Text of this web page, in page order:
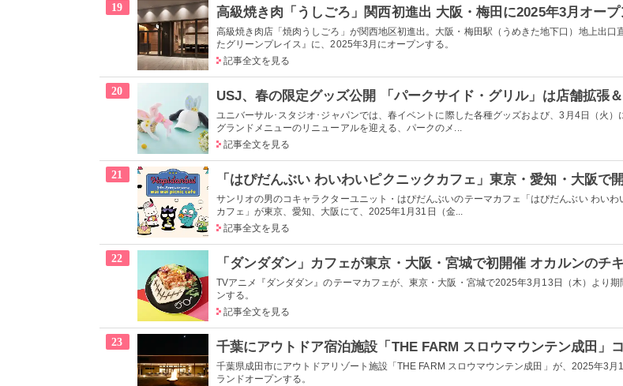
19 高級焼き肉「うしごろ」関西初進出 大阪・梅田に2025年3月オープ
高級焼き肉店「焼肉うしごろ」が関西地区初進出。大阪・梅田駅（うめきた地下口）地上出⼝
たグリーンプレイス』に、2025年3月にオープンする。
記事全文を見る
20
ユニバーサル･スタジオ･ジャパンでは、春イベントに際した各種グッズおよび、3月4日（火）
グランドメニューのリニューアルを迎える、パークのメ...
記事全文を見る
21
サンリオの男のコキャラクターユニット・はぴだんぶいのテーマカフェ「はぴだんぶい わいわ
カフェ」が東京、愛知、大阪にて、2025年1月31日（金...
記事全文を見る
22
TVアニメ『ダンダダン』のテーマカフェが、東京・大阪・宮城で2025年3月13日（木）より期
ンする。
記事全文を見る
23
千葉県成田市にアウトドアリゾート施設「THE FARM スロウマウンテン成田」が、2025年3月
ランドオープンする。